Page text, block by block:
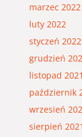
marzec 2022
luty 2022
styczeń 2022
grudzień
listopad 2021
październik
wrzesień
sierpień 2021